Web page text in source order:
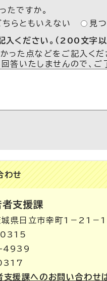
たですか。
ちらともいえない 見
入ください。（200文字以
った点などをご記入くだ
答いたしませんので、ご
わせ
支援課
日立市幸町1－21－1
0315
4939
援課へのお問い合わせ